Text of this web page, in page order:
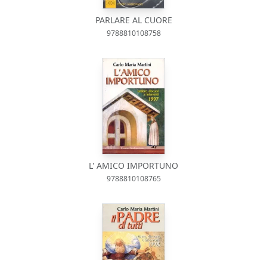
PARLARE AL CUORE
9788810108758
L' AMICO IMPORTUNO
9788810108765